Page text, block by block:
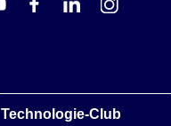
Technologie-Club